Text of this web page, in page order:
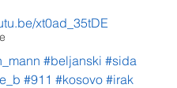
xt0ad_35tDE
#beljanski #sida
#911 #kosovo #irak